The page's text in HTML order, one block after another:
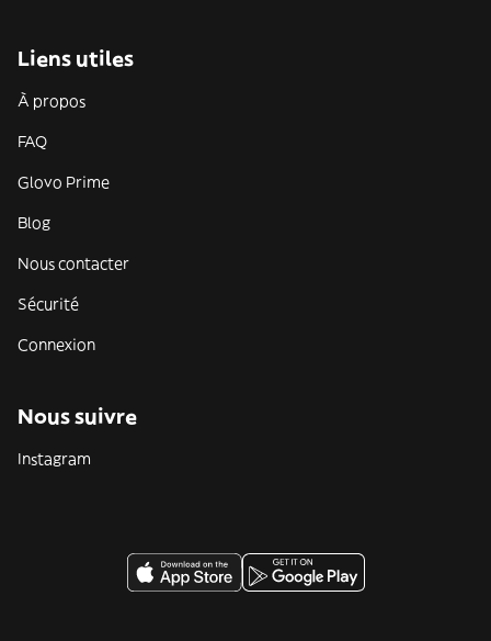
Liens utiles
À propos
FAQ
Glovo Prime
Blog
Nous contacter
Sécurité
Connexion
Nous suivre
Instagram